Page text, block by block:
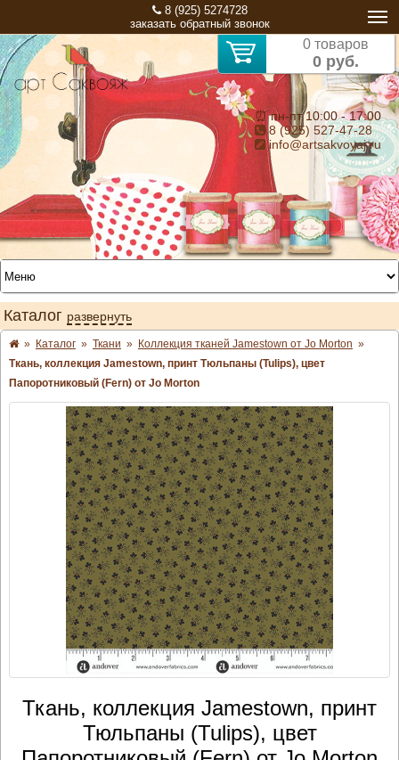
8 (925) 5274728
заказать обратный звонок
0 товаров
0 руб.
⏰ пн-пт 10:00 - 17:00
8 (925) 527-47-28
info@artsakvoyaj.ru
Каталог развернуть
» Каталог » Ткани » Коллекция тканей Jamestown от Jo Morton »
Ткань, коллекция Jamestown, принт Тюльпаны (Tulips), цвет
Папоротниковый (Fern) от Jo Morton
Ткань, коллекция Jamestown, принт
Тюльпаны (Tulips), цвет